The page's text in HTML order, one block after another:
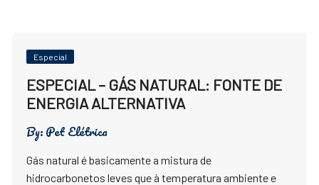
Especial
ESPECIAL – GÁS NATURAL: FONTE DE
ENERGIA ALTERNATIVA
By:Pet Elétrica
Gás natural é basicamente a mistura de
hidrocarbonetos leves que à temperatura ambiente e